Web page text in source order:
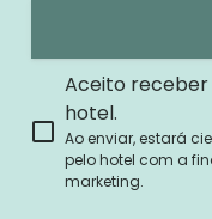
Aceito
hotel.
Ao enviar, estará
pelo hotel com a
marketing.